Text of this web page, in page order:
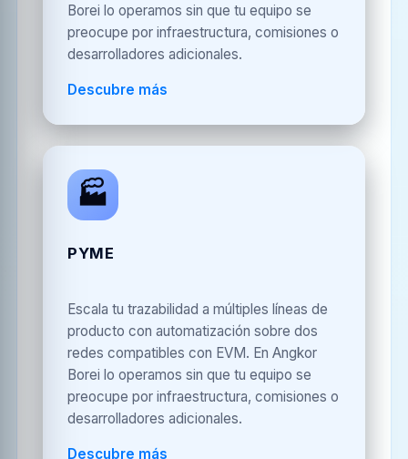
Borei lo operamos sin que tu equipo se
preocupe por infraestructura, comisiones o
desarrolladores adicionales.
Descubre más
🏭
PYME
Escala tu trazabilidad a múltiples líneas de
producto con automatización sobre dos
redes compatibles con EVM. En Angkor
Borei lo operamos sin que tu equipo se
preocupe por infraestructura, comisiones o
desarrolladores adicionales.
Descubre más